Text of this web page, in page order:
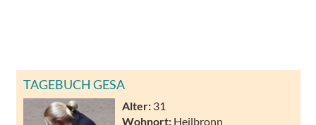
TAGEBUCH GESA
Alter: 31
Wohnort: Heilbronn